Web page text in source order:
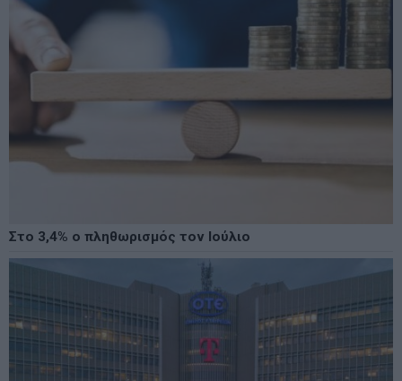
Στο 3,4% ο πληθωρισμός τον Ιούλιο